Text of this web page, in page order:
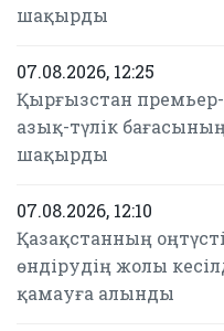
шақырды
07.08.2026, 12:25
Қырғызстан
азық-түлік
шақырды
07.08.2026, 12:10
Қазақстанның
өндірудің жолы
қамауға алынды